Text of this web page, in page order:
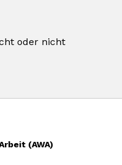
oder nicht
(AWA)